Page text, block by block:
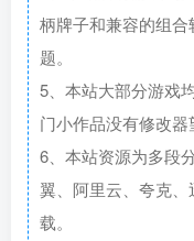
柄牌子和兼容的组
题。
5、本站大部分游戏
门小作品没有修改器
6、本站资源为多段
翼、阿里云、夸克
载。